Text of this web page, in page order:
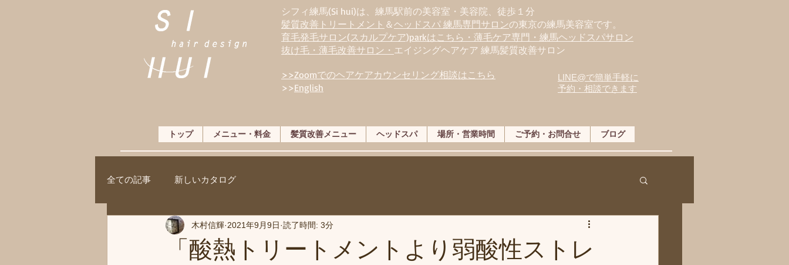
シフィ練馬(Si hui)は、 練馬駅前の美容室・美容院、徒歩１分
髪質改善トリートメント ＆ヘッドスパ 練馬専門サロンの東京の練馬美容室です。
育毛発毛サロン(スカルプケア)parkはこちら・薄毛ケア専門・練馬ヘッドスパサロン
抜け毛・薄毛改善サロン・ エイジングヘアケア 練馬髪質改善サロン
>>Zoomでのヘアケアカウンセリング相談はこちら
>>English
LINE@で簡単手軽に
予約・相談できます
トップ メニュー・料金 髪質改善メニュー ヘッドスパ 場所・営業時間 ご予約・お問合せ ブログ
全ての記事 新しいカタログ
「酸熱トリートメントより弱酸性ストレ
木村信輝 2021年9月9日 読了時間: 3分